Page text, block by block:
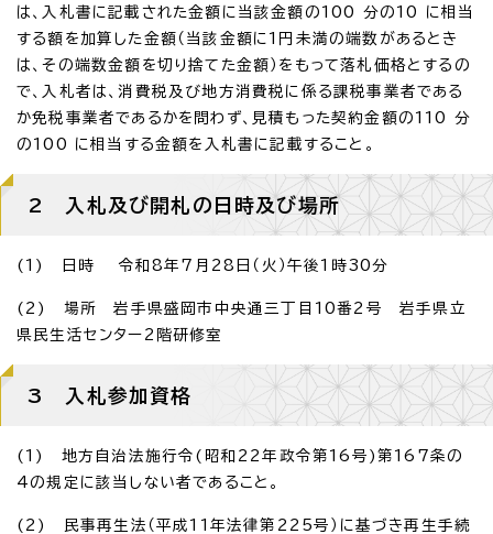
は、入札書に記載された金額に当該金額の100 分の10 に相当
する額を加算した金額（当該金額に1円未満の端数があるとき
は、その端数金額を切り捨てた金額）をもって落札価格とするの
で、入札者は、消費税及び地方消費税に係る課税事業者である
か免税事業者であるかを問わず、見積もった契約金額の110 分
の100 に相当する金額を入札書に記載すること。
2 入札及び開札の日時及び場所
(1) 日時 令和8年7月28日（火）午後1時30分
(2) 場所 岩手県盛岡市中央通三丁目10番2号 岩手県立
県民生活センター2階研修室
3 入札参加資格
(1) 地方自治法施行令(昭和22年政令第16号)第167条の
4の規定に該当しない者であること。
(2) 民事再生法（平成11年法律第225号）に基づき再生手続